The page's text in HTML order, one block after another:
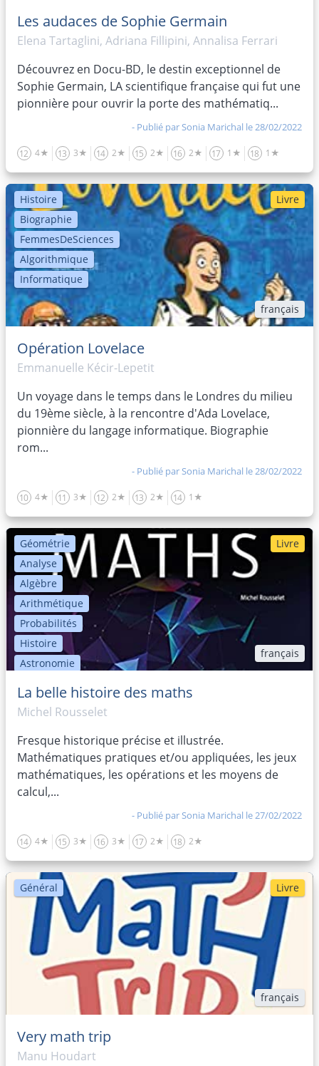
Les audaces de Sophie Germain
Elena Tartaglini, Adriana Fillipini, Annalisa Ferrari
Découvrez en Docu-BD, le destin exceptionnel de
Sophie Germain, LA scientifique française qui fut une
pionnière pour ouvrir la porte des mathématiq...
- Publié parSonia Marichal le 28/02/2022
12 4★ 13 3★ 14 2★ 15 2★ 16 2★ 17 1★ 18 1★
Histoire
Biographie
FemmesDeSciences
Algorithmique
Informatique
Livre
français
Opération Lovelace
Emmanuelle Kécir-Lepetit
Un voyage dans le temps dans le Londres du milieu
du 19ème siècle, à la rencontre d'Ada Lovelace,
pionnière du langage informatique. Biographie
rom...
- Publié parSonia Marichal le 28/02/2022
10 4★ 11 3★ 12 2★ 13 2★ 14 1★
Géométrie
Analyse
Algèbre
Arithmétique
Probabilités
Histoire
Astronomie
Cryptographie
Art
Livre
français
La belle histoire des maths
Michel Rousselet
Fresque historique précise et illustrée.
Mathématiques pratiques et/ou appliquées, les jeux
mathématiques, les opérations et les moyens de
calcul,...
- Publié parSonia Marichal le 27/02/2022
14 4★ 15 3★ 16 3★ 17 2★ 18 2★
Général Livre
français
Very math trip
Manu Houdart